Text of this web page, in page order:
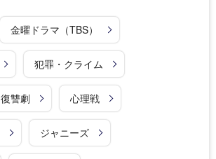
金曜ドラマ（TBS）
犯罪・クライム
復讐劇 心理戦
ジャニーズ